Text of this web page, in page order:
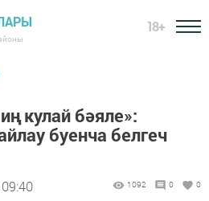
18+
кулай бәяле»:
буенча белгеч
1092 0 0